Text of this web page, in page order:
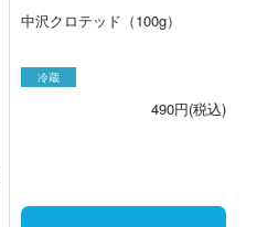
中沢クロテッド（100g）
冷蔵
490円(税込)